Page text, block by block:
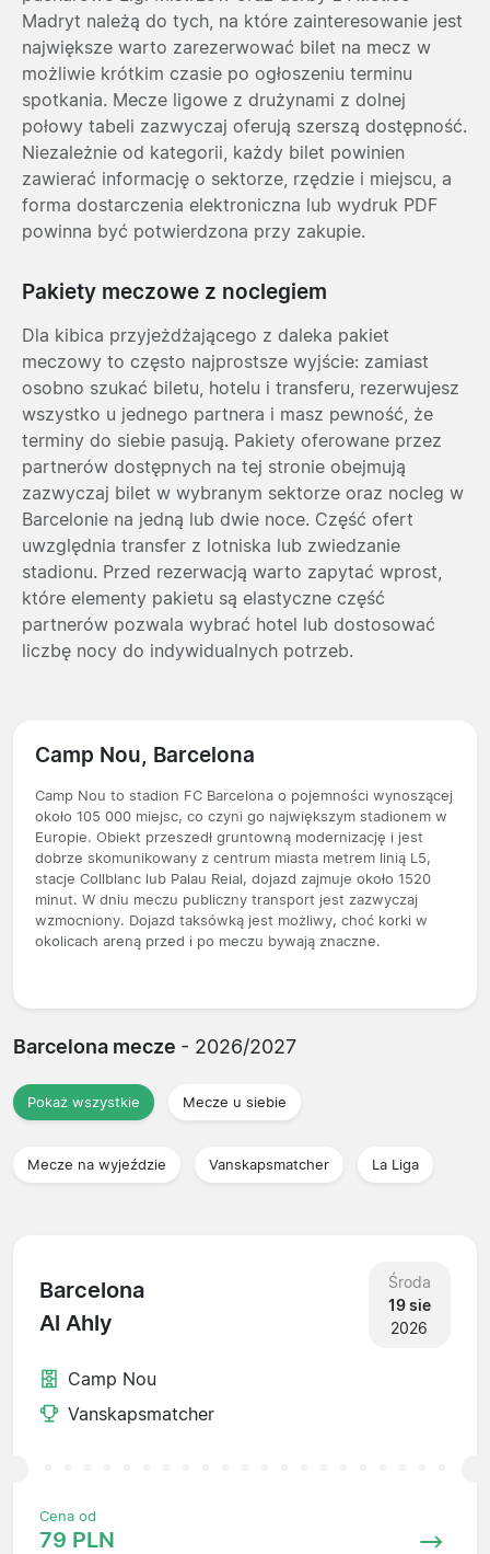
Madryt należą do tych, na które zainteresowanie jest
największe warto zarezerwować bilet na mecz w
możliwie krótkim czasie po ogłoszeniu terminu
spotkania. Mecze ligowe z drużynami z dolnej
połowy tabeli zazwyczaj oferują szerszą dostępność.
Niezależnie od kategorii, każdy bilet powinien
zawierać informację o sektorze, rzędzie i miejscu, a
forma dostarczenia elektroniczna lub wydruk PDF
powinna być potwierdzona przy zakupie.
Pakiety meczowe z noclegiem
Dla kibica przyjeżdżającego z daleka pakiet
meczowy to często najprostsze wyjście: zamiast
osobno szukać biletu, hotelu i transferu, rezerwujesz
wszystko u jednego partnera i masz pewność, że
terminy do siebie pasują. Pakiety oferowane przez
partnerów dostępnych na tej stronie obejmują
zazwyczaj bilet w wybranym sektorze oraz nocleg w
Barcelonie na jedną lub dwie noce. Część ofert
uwzględnia transfer z lotniska lub zwiedzanie
stadionu. Przed rezerwacją warto zapytać wprost,
które elementy pakietu są elastyczne część
partnerów pozwala wybrać hotel lub dostosować
liczbę nocy do indywidualnych potrzeb.
Camp Nou, Barcelona
Camp Nou to stadion FC Barcelona o pojemności wynoszącej
około 105 000 miejsc, co czyni go największym stadionem w
Europie. Obiekt przeszedł gruntowną modernizację i jest
dobrze skomunikowany z centrum miasta metrem linią L5,
stacje Collblanc lub Palau Reial, dojazd zajmuje około 1520
minut. W dniu meczu publiczny transport jest zazwyczaj
wzmocniony. Dojazd taksówką jest możliwy, choć korki w
okolicach areną przed i po meczu bywają znaczne.
Barcelona mecze - 2026/2027
Pokaż wszystkie Mecze u siebie
Mecze na wyjeździe Vanskapsmatcher La Liga
Barcelona
Al Ahly
Środa
19 sie
2026
Camp Nou
Vanskapsmatcher
Cena od
79 PLN